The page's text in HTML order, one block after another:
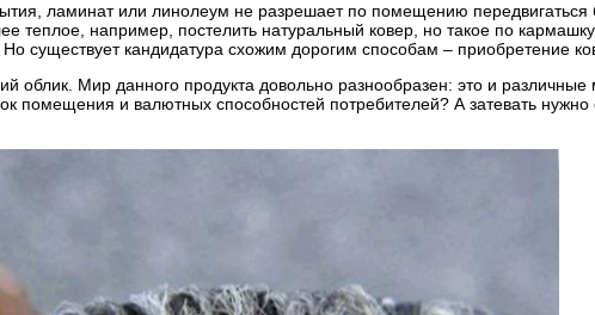
ламинат или линолеум не разрешает по помещению
теплое, например, постелить натуральный ковер, но такое по
существует кандидатура схожим дорогим способам – приобретение
Мир данного продукта довольно разнообразен: это и различные
помещения и валютных способностей потребителей? А затевать нужно